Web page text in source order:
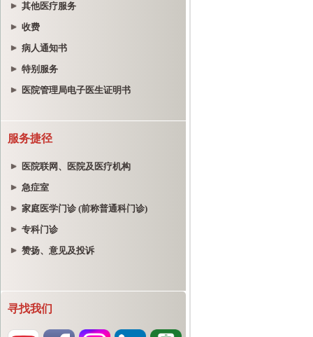
其他医疗服务
收费
病人通知书
特别服务
医院管理局电子医生证明书
服务捷径
医院联网、医院及医疗机构
急症室
家庭医学门诊 (前称普通科门诊)
专科门诊
赞扬、意见及投诉
寻找我们